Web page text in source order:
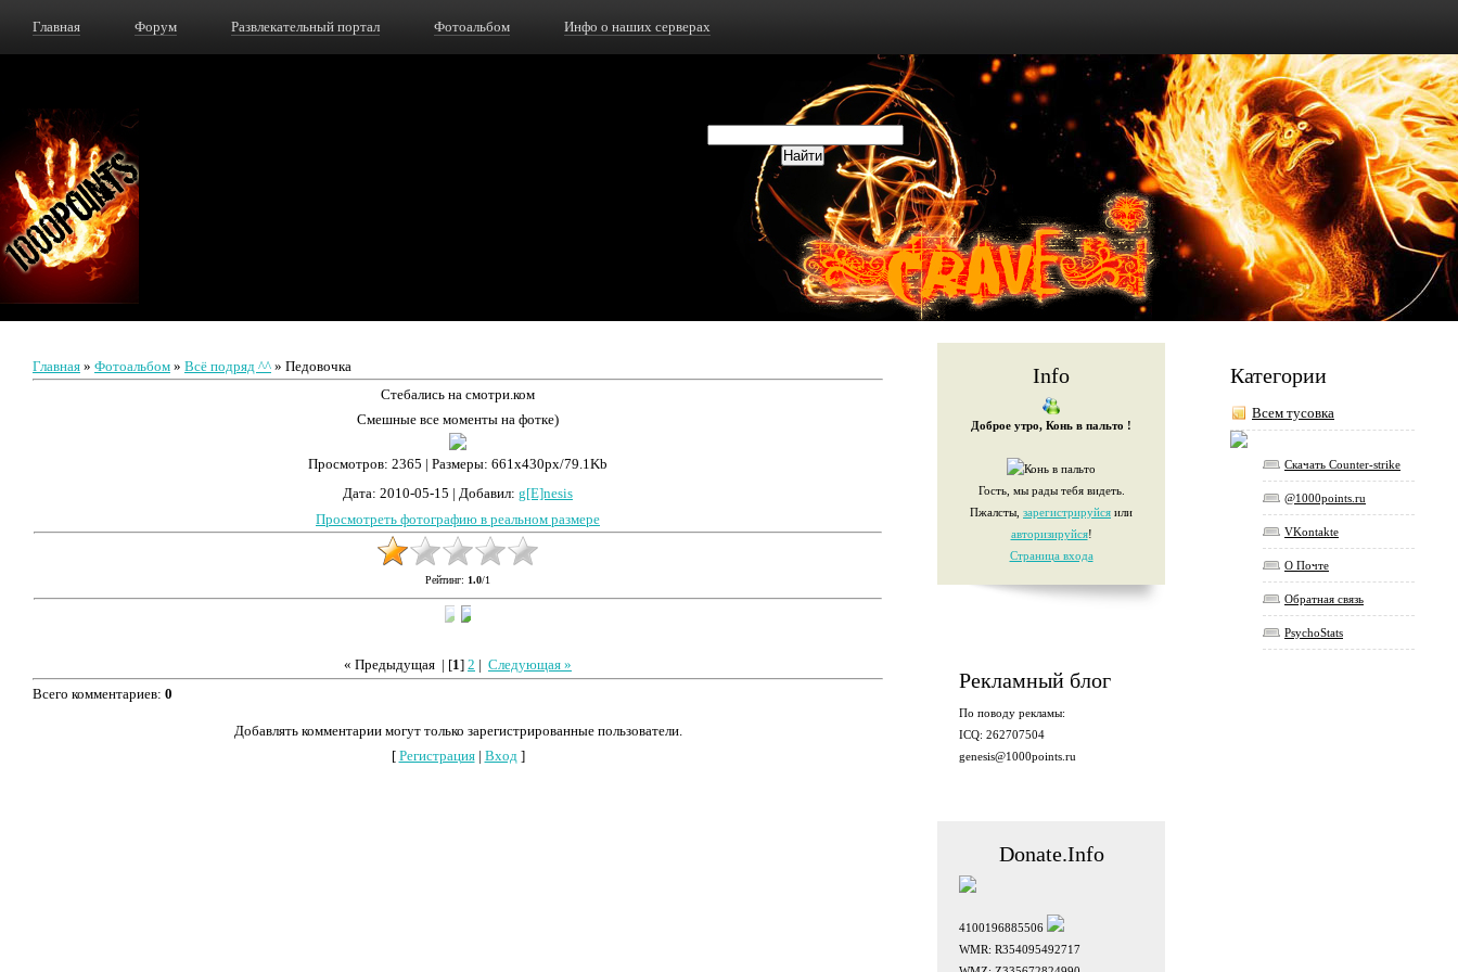
Главная Форум Развлекательный портал Фотоальбом Инфо о наших серверах
Главная » Фотоальбом » Всё подряд ^^ » Педовочка
Стебались на смотри.ком
Смешные все моменты на фотке)
Просмотров: 2365 | Размеры: 661x430px/79.1Kb
Дата: 2010-05-15 | Добавил: g[E]nesis
Просмотреть фотографию в реальном размере
Рейтинг: 1.0/1
« Предыдущая | [1] 2 | Следующая »
Всего комментариев: 0
Добавлять комментарии могут только зарегистрированные пользователи.
[ Регистрация| Вход]
Info
Доброе утро, Конь в пальто !
Гость, мы рады тебя видеть.
Пжалсты, зарегистрируйся или
авторизируйся!
Страница входа
Рекламный блог
По поводу рекламы:
ICQ: 262707504
genesis@1000points.ru
Donate.Info
4100196885506
WMR: R354095492717
Категории
Всем тусовка
Скачать Counter-strike
@1000points.ru
VKontakte
О Почте
Обратная связь
PsychoStats